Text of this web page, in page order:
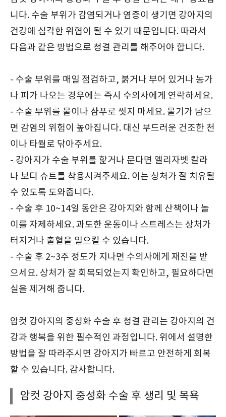
니다. 수술 부위가 감염되거나 염증이 생기면 강아지의
건강에 심각한 위협이 될 수 있기 때문입니다. 따라서
다음과 같은 방법으로 청결 관리를 해주어야 합니다.
- 수술 부위를 매일 점검하고, 붉거나 부어 있거나 농가
나 피가 나오는 경우에는 즉시 수의사에게 연락하세요.
- 수술 부위를 물이나 샴푸로 씻지 마세요. 물기가 남으
면 감염의 위험이 높아집니다. 대신 부드러운 건조한 천
이나 타월로 닦아주세요.
- 강아지가 수술 부위를 핥거나 문다면 엘리자벳 칼라
나 보디 슈트를 착용시켜주세요. 이는 상처가 잘 치유될
수 있도록 도와줍니다.
- 수술 후 10~14일 동안은 강아지와 함께 산책이나 놀
이를 자제하세요. 과도한 운동이나 스트레스는 상처가
터지거나 출혈을 일으킬 수 있습니다.
- 수술 후 2~3주 정도가 지나면 수의사에게 재진을 받
으세요. 상처가 잘 회복되었는지 확인하고, 필요하다면
실을 제거해 줍니다.
암컷 강아지의 중성화 수술 후 청결 관리는 강아지의 건
강과 행복을 위한 필수적인 과정입니다. 위에서 설명한
방법을 잘 따라주시면 강아지가 빠르고 안전하게 회복
할 수 있습니다. 감사합니다.
암컷 강아지 중성화 수술 후 생리 및 목욕